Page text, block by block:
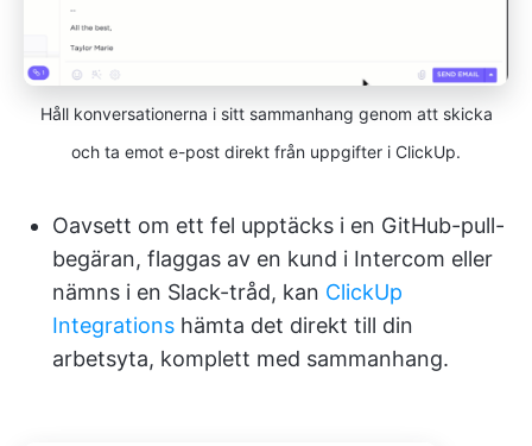
Håll konversationerna i sitt sammanhang genom att skicka
och ta emot e-post direkt från uppgifter i ClickUp.
Oavsett om ett fel upptäcks i en GitHub-pull-
begäran, flaggas av en kund i Intercom eller
nämns i en Slack-tråd, kan ClickUp
Integrations hämta det direkt till din
arbetsyta, komplett med sammanhang.